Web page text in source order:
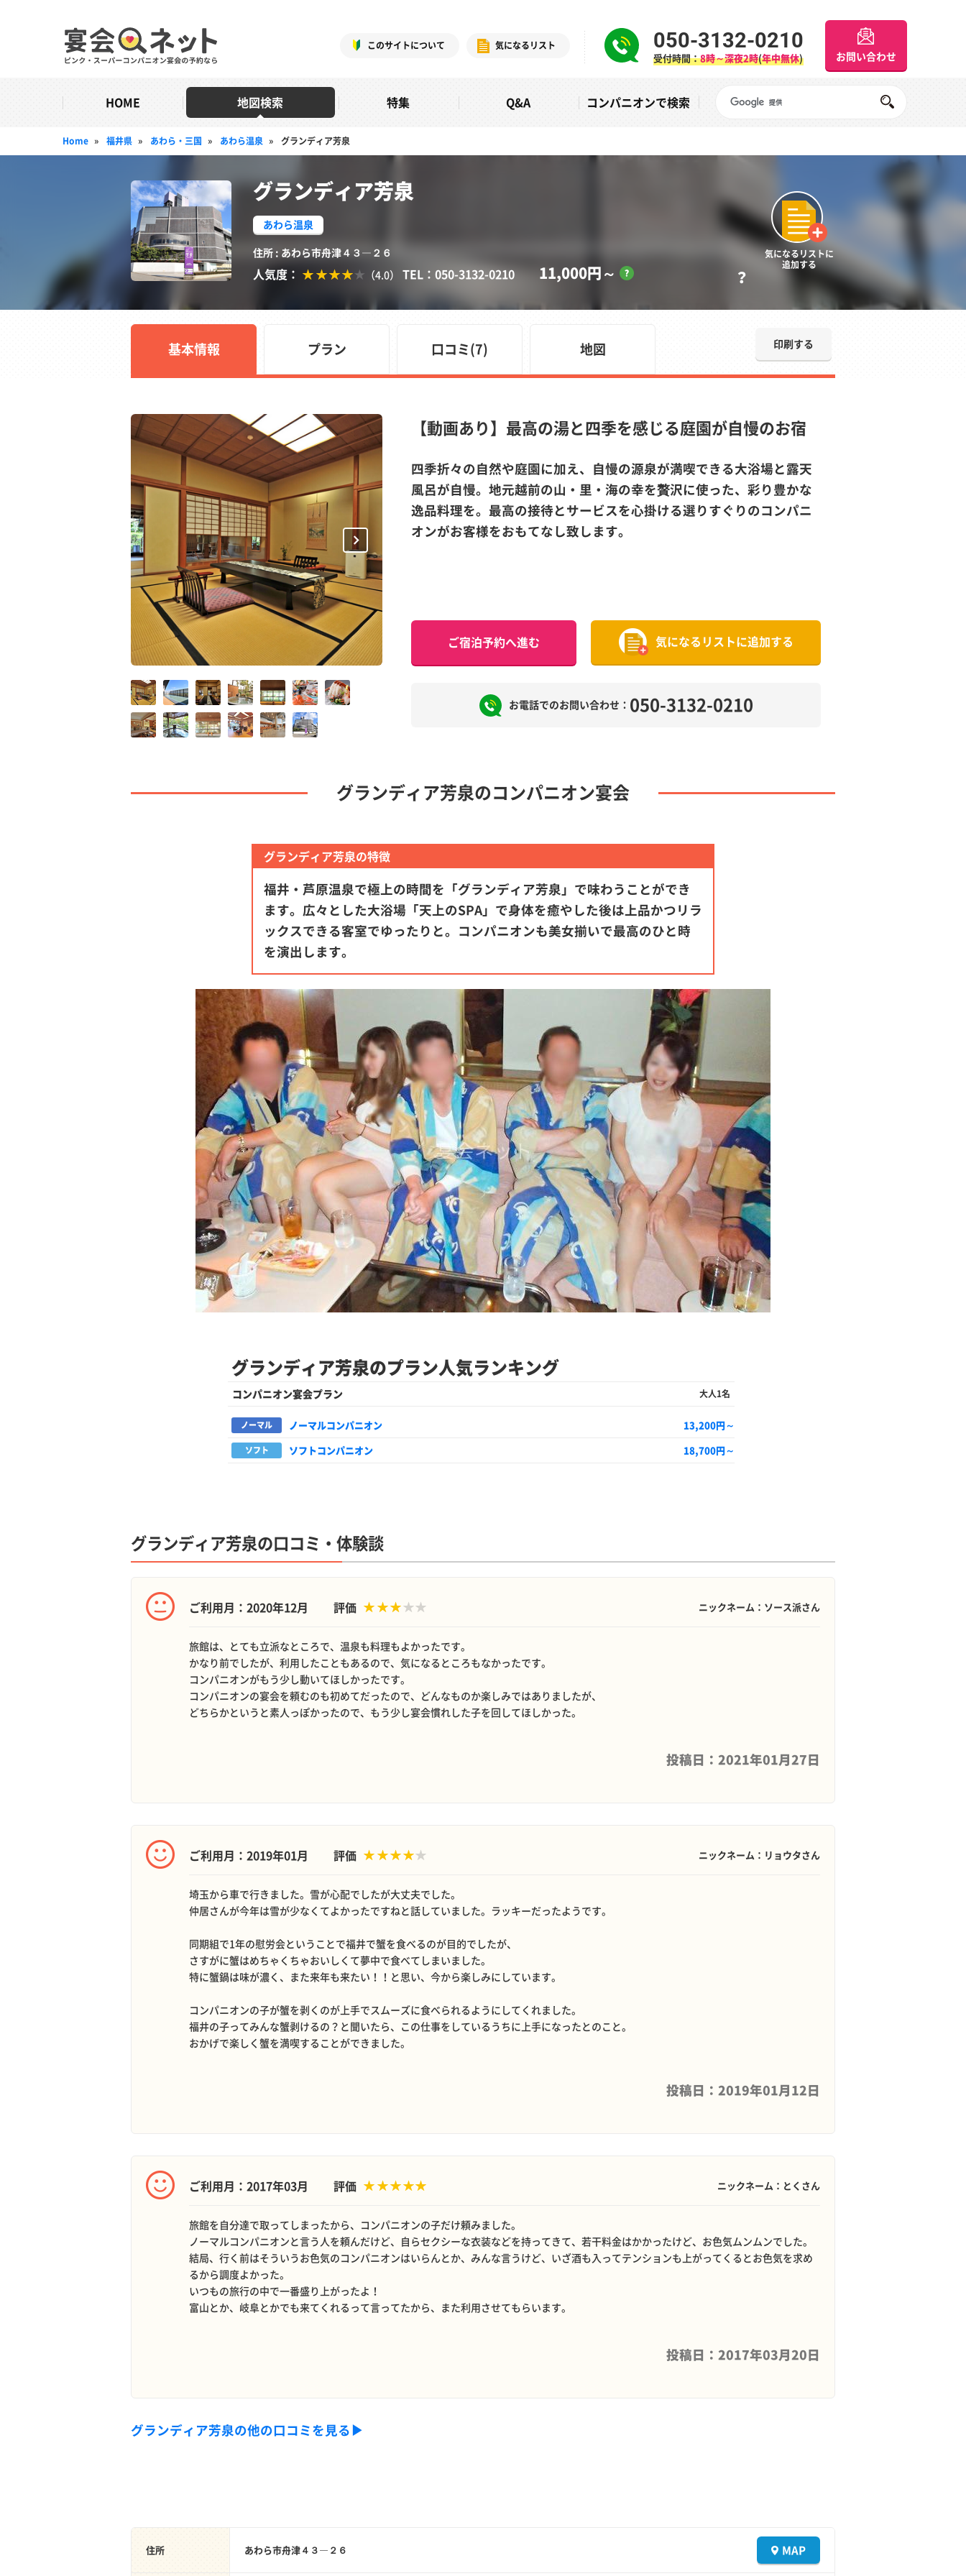
このサイトについて 気になるリスト 050-3132-0210
受付時間：8時～深夜2時(年中無休) お問い合わせ
HOME 地図検索 特集 Q&A コンパニオンで検索
Home » 福井県 » あわら・三国 » あわら温泉 » グランディア芳泉
グランディア芳泉
あわら温泉
住所 : あわら市舟津４３―２６
人気度： （4.0） TEL：050-3132-0210 11,000円～ ？
気になるリストに
追加する
基本情報 プラン 口コミ(7) 地図 印刷する
【動画あり】最高の湯と四季を感じる庭園が自慢のお宿
四季折々の自然や庭園に加え、自慢の源泉が満喫できる大浴場と露天
風呂が自慢。地元越前の山・里・海の幸を贅沢に使った、彩り豊かな
逸品料理を。最高の接待とサービスを心掛ける選りすぐりのコンパニ
オンがお客様をおもてなし致します。
ご宿泊予約へ進む 気になるリストに追加する
お電話でのお問い合わせ： 050-3132-0210
グランディア芳泉のコンパニオン宴会
グランディア芳泉の特徴
福井・芦原温泉で極上の時間を「グランディア芳泉」で味わうことができ
ます。広々とした大浴場「天上のSPA」で身体を癒やした後は上品かつリラ
ックスできる客室でゆったりと。コンパニオンも美女揃いで最高のひと時
を演出します。
グランディア芳泉のプラン人気ランキング
コンパニオン宴会プラン 大人1名
ノーマル ノーマルコンパニオン 13,200円～
ソフト ソフトコンパニオン 18,700円～
グランディア芳泉の口コミ・体験談
ご利用月：2020年12月 ニックネーム：ソース派さん
評価
旅館は、とても立派なところで、温泉も料理もよかったです。
かなり前でしたが、利用したこともあるので、気になるところもなかったです。
コンパニオンがもう少し動いてほしかったです。
コンパニオンの宴会を頼むのも初めてだったので、どんなものか楽しみではありましたが、
どちらかというと素人っぽかったので、もう少し宴会慣れした子を回してほしかった。
投稿日：2021年01月27日
ご利用月：2019年01月 ニックネーム：リョウタさん
評価
埼玉から車で行きました。雪が心配でしたが大丈夫でした。
仲居さんが今年は雪が少なくてよかったですねと話していました。ラッキーだったようです。
同期組で1年の慰労会ということで福井で蟹を食べるのが目的でしたが、
さすがに蟹はめちゃくちゃおいしくて夢中で食べてしまいました。
特に蟹鍋は味が濃く、また来年も来たい！！と思い、今から楽しみにしています。
コンパニオンの子が蟹を剥くのが上手でスムーズに食べられるようにしてくれました。
福井の子ってみんな蟹剥けるの？と聞いたら、この仕事をしているうちに上手になったとのこと。
おかげで楽しく蟹を満喫することができました。
投稿日：2019年01月12日
ご利用月：2017年03月 ニックネーム：とくさん
評価
旅館を自分達で取ってしまったから、コンパニオンの子だけ頼みました。
ノーマルコンパニオンと言う人を頼んだけど、自らセクシーな衣装などを持ってきて、若干料金はかかったけど、お色気ムンムンでした。
結局、行く前はそういうお色気のコンパニオンはいらんとか、みんな言うけど、いざ酒も入ってテンションも上がってくるとお色気を求め
るから調度よかった。
いつもの旅行の中で一番盛り上がったよ！
富山とか、岐阜とかでも来てくれるって言ってたから、また利用させてもらいます。
投稿日：2017年03月20日
グランディア芳泉の他の口コミを見る▶
住所 あわら市舟津４３―２６ MAP